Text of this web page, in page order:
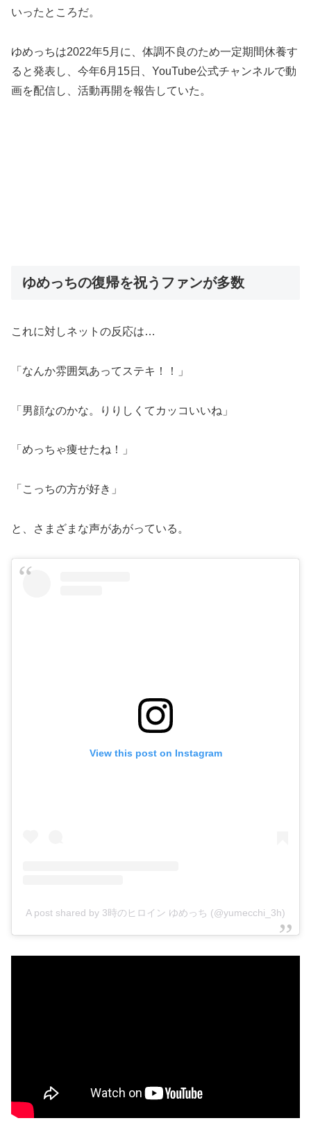
いったところだ。
ゆめっちは2022年5月に、体調不良のため一定期間休養す
ると発表し、今年6月15日、YouTube公式チャンネルで動
画を配信し、活動再開を報告していた。
ゆめっちの復帰を祝うファンが多数
これに対しネットの反応は…
「なんか雰囲気あってステキ！！」
「男顔なのかな。りりしくてカッコいいね」
「めっちゃ痩せたね！」
「こっちの方が好き」
と、さまざまな声があがっている。
View this post on Instagram
A post shared by 3時のヒロイン ゆめっち (@yumecchi_3h)